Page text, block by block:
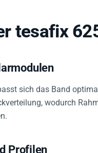
tesafix
sich das Band
wodurch
Profilen